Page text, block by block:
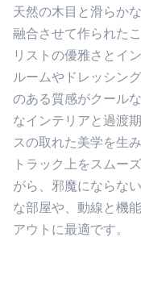
天然の木目と滑らか
融合させて作られた
リストの優雅さとイ
ルームやドレッシン
のある質感がクール
なインテリアと過渡
スの取れた美学を生
トラック上をスムー
がら、邪魔にならな
な部屋や、動線と機
アウトに最適です。